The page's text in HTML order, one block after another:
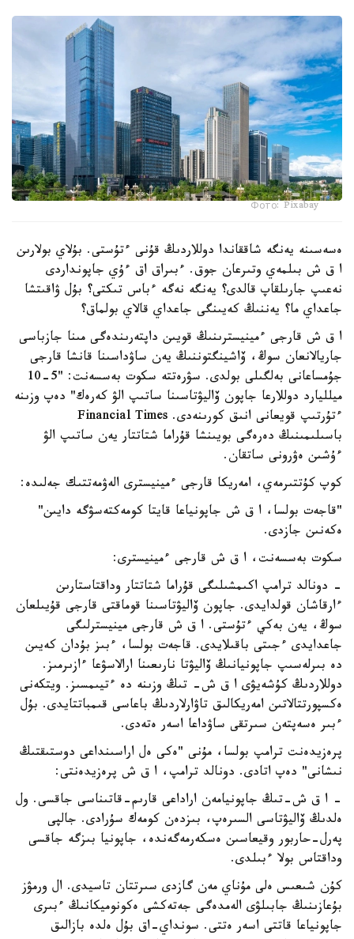
Фото: Pixabay
ەسەسىنە يەنگە شاققاندا دوللاردىڭ قۇنى ءتۇستى. بۇلاي بولارىن
ا ق ش بىلمەي وتىرعان جوق. ءبىراق اق ءۇي جاپونداردى
نەعىپ جارىلقاپ قالدى؟ يەنگە نەگە ءباس تىكتى؟ بۇل ۋاقىتشا
جاعداي ما؟ يەننىڭ كەيىنگى جاعداي قالاي بولماق؟
ا ق ش قارجى ءمينيسترىنىڭ قويىن داپتەرىندەگى مىنا جازباسى
جاريالانعان سوڭ، ۆاشينگتوننىڭ يەن ساۋداسىنا قانشا قارجى
جۇمساعانى بەلگىلى بولدى. سۋرەتتە سكوت بەسسەنت: "5-10
ميلليارد دوللارعا جاپون ۆاليۋتاسىنا ساتىپ الۋ كەرەك" دەپ وزىنە
ءتۇرتىپ قويعانى انىق كورىنەدى. Financial Times
باسىلىمىنىڭ دەرەگى بويىنشا قۇراما شتاتتار يەن ساتىپ الۋ
ءۇشىن ەۋرونى ساتقان.
كوپ كۇتتىرمەي، امەريكا قارجى ءمينيسترى الەۋمەتتىك جەلىدە:
"قاجەت بولسا، ا ق ش جاپونياعا قايتا كومەكتەسۋگە دايىن"
ەكەنىن جازدى.
سكوت بەسسەنت، ا ق ش قارجى ءمينيسترى:
- دونالد ترامپ اكىمشىلىگى قۇراما شتاتتار وداقتاستارىن
ءارقاشان قولدايدى. جاپون ۆاليۋتاسىنا قوماقتى قارجى قۇيىلعان
سوڭ، يەن بەكي ءتۇستى. ا ق ش قارجى مينيسترلىگى
جاعدايدى ءجىتى باقىلايدى. قاجەت بولسا، ءبىز بۇدان كەيىن
دە بىرلەسىپ جاپونيانىڭ ۆاليۋتا نارىعىنا ارالاسۋعا ءازىرمىز.
دوللاردىڭ كۇشەيۋى ا ق ش- تىڭ وزىنە دە ءتيىمسىز. ويتكەنى
ەكسپورتتالاتىن امەريكالىق تاۋارلاردىڭ باعاسى قىمباتتايدى. بۇل
ءبىر ەسەپتەن سىرتقى ساۋداعا اسەر ەتەدى.
پرەزيدەنت ترامپ بولسا، مۇنى "ەكى ەل اراسىنداعى دوستىقتىڭ
نىشانى" دەپ اتادى. دونالد ترامپ، ا ق ش پرەزيدەنتى:
- ا ق ش-تىڭ جاپونيامەن اراداعى قارىم-قاتىناسى جاقسى. ول
ەلدىڭ ۆاليۋتاسى السىرەپ، بىزدەن كومەك سۇرادى. جالپى
پەرل-حاربور وقيعاسىن ەسكەرمەگەندە، جاپونيا بىزگە جاقسى
وداقتاس بولا ءبىلدى.
كۇن شىعىس ەلى مۇناي مەن گازدى سىرتتان تاسيدى. ال ورمۋز
بۇعازىنىڭ جابىلۋى الەمدەگى جەتەكشى ەكونوميكانىڭ ءبىرى
جاپونياعا قاتتى اسەر ەتتى. سونداي-اق بۇل ەلدە بازالىق